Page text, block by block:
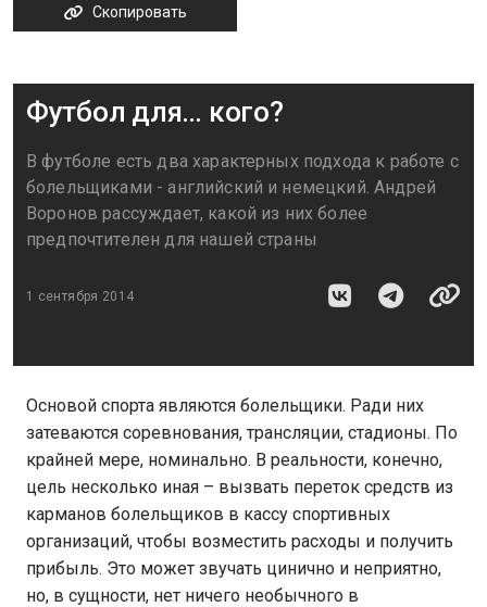
Скопировать
Футбол для… кого?
В футболе есть два характерных подхода к работе с
болельщиками - английский и немецкий. Андрей
Воронов рассуждает, какой из них более
предпочтителен для нашей страны
1 сентября 2014
Основой спорта являются болельщики. Ради них
затеваются соревнования, трансляции, стадионы. По
крайней мере, номинально. В реальности, конечно,
цель несколько иная – вызвать переток средств из
карманов болельщиков в кассу спортивных
организаций, чтобы возместить расходы и получить
прибыль. Это может звучать цинично и неприятно,
но, в сущности, нет ничего необычного в